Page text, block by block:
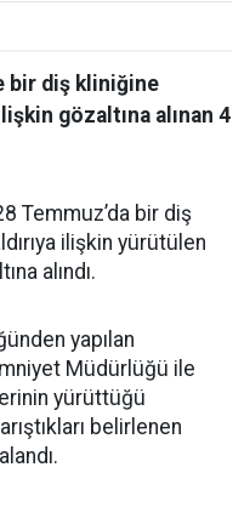
bir diş kliniğine
gözaltına alınan 4
Temmuz’da bir diş
ilişkin yürütülen
alındı.
yapılan
Müdürlüğü ile
yürüttüğü
belirlenen